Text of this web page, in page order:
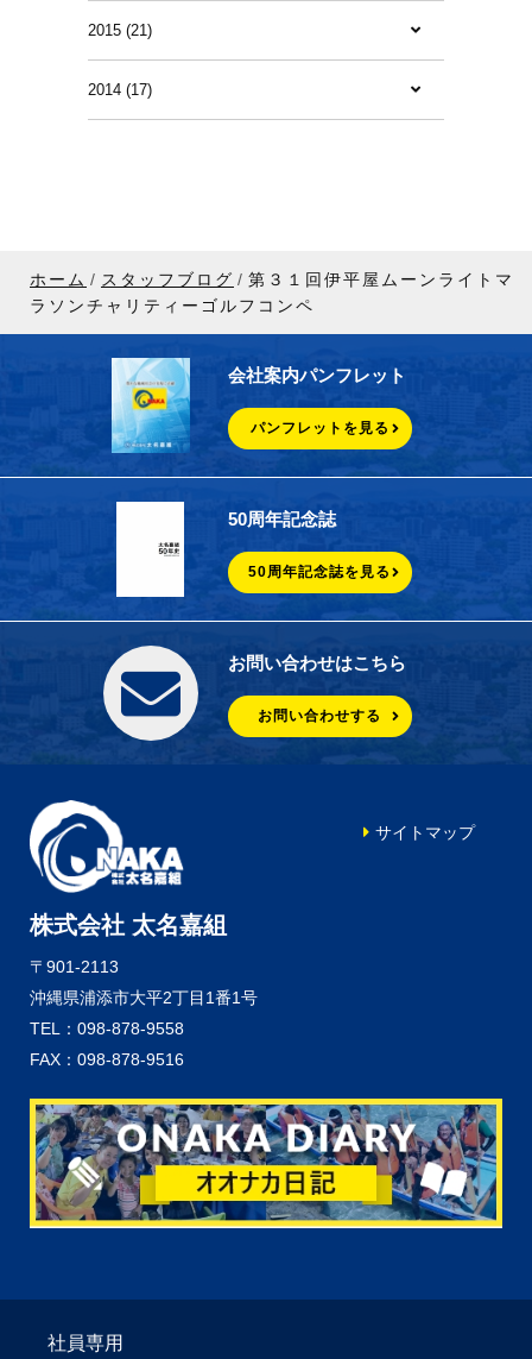
2015 (21)
2014 (17)
ホーム スタッフブログ
第３１回伊平屋ムーンライトマ
ラソンチャリティーゴルフコンペ
会社案内パンフレット
パンフレットを見る
50周年記念誌
50周年記念誌を見る
お問い合わせはこちら
お問い合わせする
株式会社 太名嘉組
〒901-2113
沖縄県浦添市大平2丁目1番1号
TEL：098-878-9558
FAX：098-878-9516
サイトマップ
社員専用